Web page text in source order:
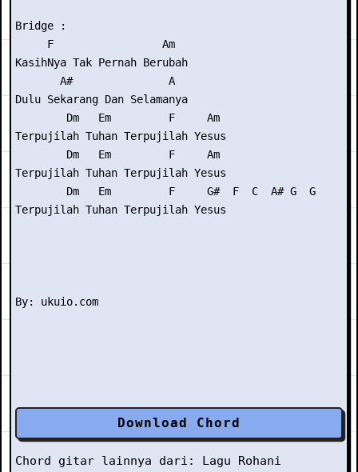
Bridge :
     F                 Am
KasihNya Tak Pernah Berubah
       A#               A
Dulu Sekarang Dan Selamanya
        Dm   Em         F     Am
Terpujilah Tuhan Terpujilah Yesus
        Dm   Em         F     Am
Terpujilah Tuhan Terpujilah Yesus
        Dm   Em         F     G#  F  C  A# G  G
Terpujilah Tuhan Terpujilah Yesus
Download Chord
Chord gitar lainnya dari: Lagu Rohani